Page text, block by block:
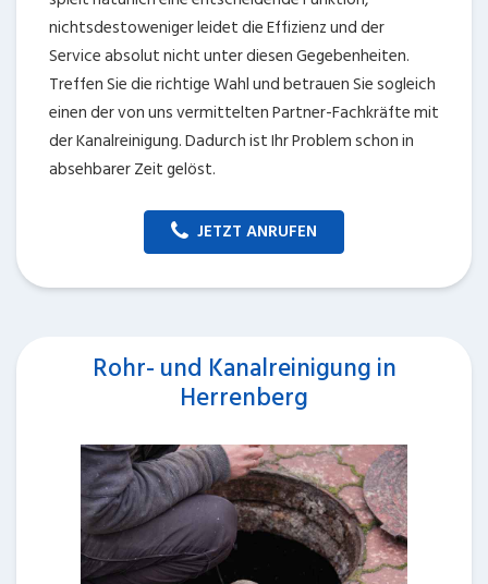
nichtsdestoweniger leidet die Effizienz und der
Service absolut nicht unter diesen Gegebenheiten.
Treffen Sie die richtige Wahl und betrauen Sie sogleich
einen der von uns vermittelten Partner-Fachkräfte mit
der Kanalreinigung. Dadurch ist Ihr Problem schon in
absehbarer Zeit gelöst.
JETZT ANRUFEN
Rohr- und Kanalreinigung in
Herrenberg